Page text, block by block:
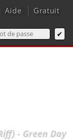
Aide
Gratuit
- Green Day